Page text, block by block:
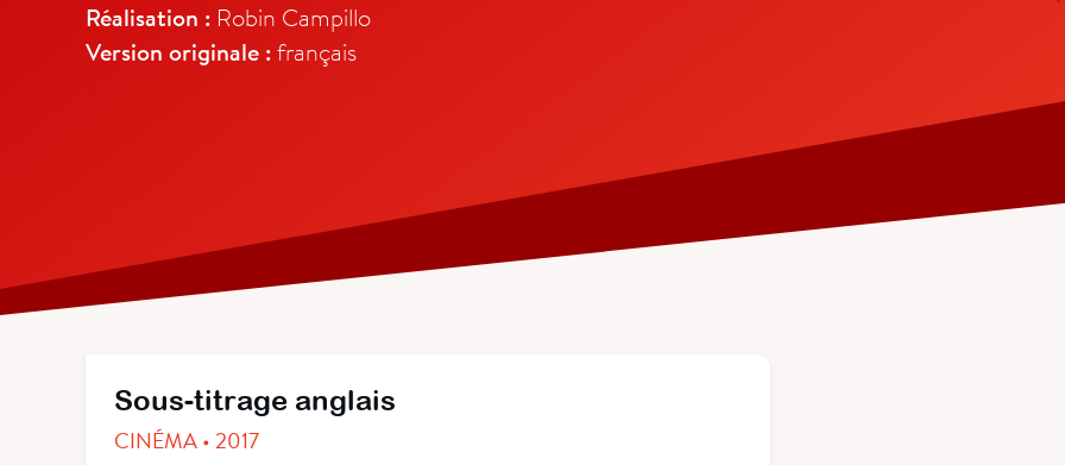
Réalisation : Robin Campillo
Version originale :français
Sous-titrage anglais
CINÉMA • 2017